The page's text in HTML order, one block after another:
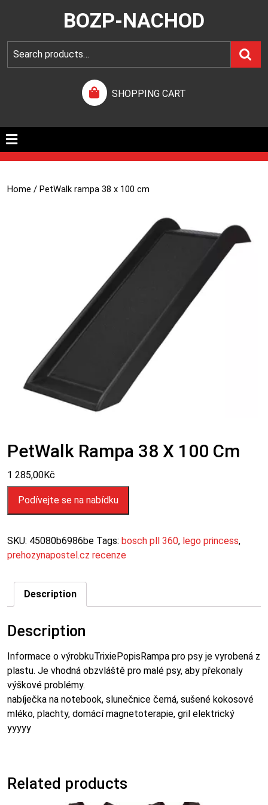
BOZP-NACHOD
SHOPPING CART
Home / PetWalk rampa 38 x 100 cm
PetWalk Rampa 38 X 100 Cm
1 285,00Kč
Podívejte se na nabídku
SKU: 45080b6986be Tags: bosch pll 360, lego princess,
prehozynapostel.cz recenze
Description
Description
Informace o výrobkuTrixiePopisRampa pro psy je vyrobená z
plastu. Je vhodná obzvláště pro malé psy, aby překonaly
výškové problémy.
nabíječka na notebook, slunečnice černá, sušené kokosové
mléko, plachty, domácí magnetoterapie, gril elektrický
yyyyy
Related products